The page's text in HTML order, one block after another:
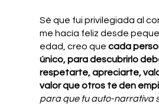
Sé que fui privilegiada al
me hacía feliz desde
edad, creo que cada
único, para descubrirlo
respetarte, apreciarte,
valor que otros te den
para que tu auto-narrativa